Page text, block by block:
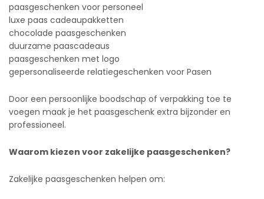
paasgeschenken voor personeel
luxe paas cadeaupakketten
chocolade paasgeschenken
duurzame paascadeaus
paasgeschenken met logo
gepersonaliseerde relatiegeschenken voor Pasen
Door een persoonlijke boodschap of verpakking toe te
voegen maak je het paasgeschenk extra bijzonder en
professioneel.
Waarom kiezen voor zakelijke paasgeschenken?
Zakelijke paasgeschenken helpen om: